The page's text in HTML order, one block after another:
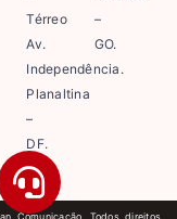
Térreo
Av.
Independência.
Planaltina
–
DF.
–
GO.
Comunicação. Todos direitos